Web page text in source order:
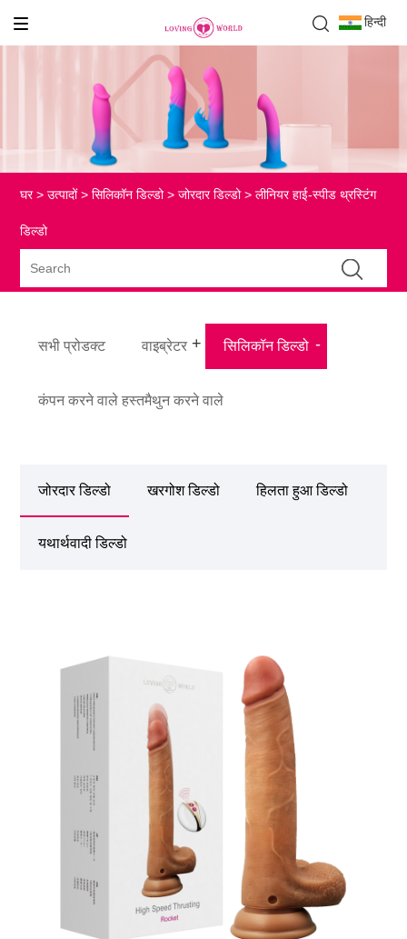
हिन्दी
घर > उत्पादों>सिलिकॉन डिल्डो>जोरदार डिल्डो> लीनियर हाई-स्पीड थ्रस्टिंग
डिल्डो
सभी प्रोडक्ट वाइब्रेटर सिलिकॉन डिल्डो
कंपन करने वाले हस्तमैथुन करने वाले
जोरदार डिल्डो खरगोश डिल्डो हिलता हुआ डिल्डो
यथार्थवादी डिल्डो